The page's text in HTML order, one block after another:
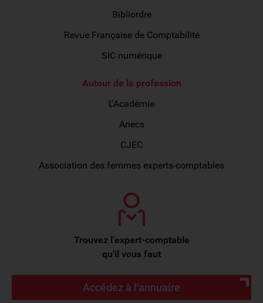
Bibliordre
Revue Française de Comptabilité
SIC numérique
Autour de la profession
L'Académie
Anecs
CJEC
Association des femmes experts-comptables
Trouvez l'expert-comptable
qu'il vous faut
Accédez à l'annuaire